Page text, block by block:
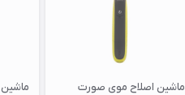
ماشین اصلاح موی صورت